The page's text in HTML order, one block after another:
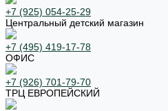
+7 (925) 054-25-29
Центральный детский магазин
+7 (495) 419-17-78
ОФИС
+7 (926) 701-79-70
ТРЦ ЕВРОПЕЙСКИЙ